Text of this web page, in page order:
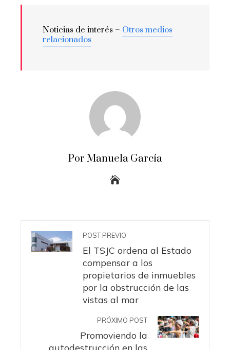
Noticias de interés – Otros medios
relacionados
Por Manuela García
POST PREVIO
El TSJC ordena al Estado
compensar a los
propietarios de inmuebles
por la obstrucción de las
vistas al mar
PRÓXIMO POST
Promoviendo la
autodestrucción en las